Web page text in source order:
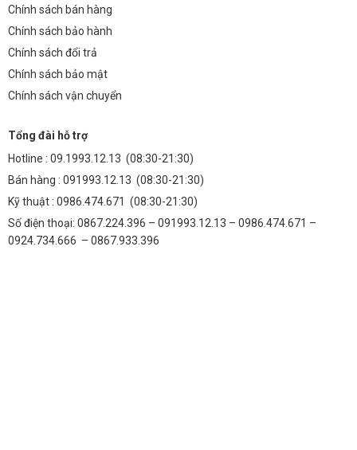
Chính sách bán hàng
Chính sách bảo hành
Chính sách đổi trả
Chính sách bảo mật
Chính sách vận chuyển
Tổng đài hỗ trợ
Hotline : 09.1993.12.13 (08:30-21:30)
Bán hàng : 091993.12.13 (08:30-21:30)
Kỹ thuật : 0986.474.671 (08:30-21:30)
Số điện thoại: 0867.224.396 – 091993.12.13 – 0986.474.671 –
0924.734.666 – 0867.933.396